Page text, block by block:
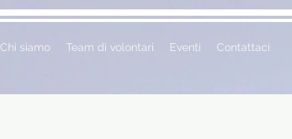
Chi siamo Team di volontari Eventi Contattaci